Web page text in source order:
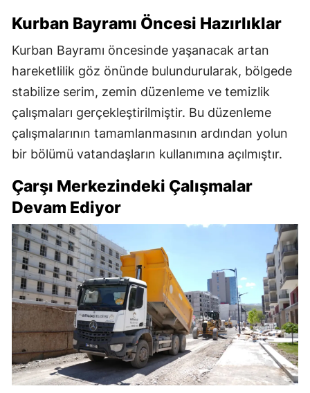
Kurban Bayramı Öncesi Hazırlıklar
Kurban Bayramı öncesinde yaşanacak artan
hareketlilik göz önünde bulundurularak, bölgede
stabilize serim, zemin düzenleme ve temizlik
çalışmaları gerçekleştirilmiştir. Bu düzenleme
çalışmalarının tamamlanmasının ardından yolun
bir bölümü vatandaşların kullanımına açılmıştır.
Çarşı Merkezindeki Çalışmalar
Devam Ediyor